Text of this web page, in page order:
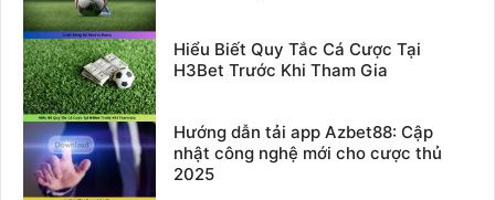
Hiểu Biết Quy Tắc Cá Cược Tại
H3Bet Trước Khi Tham Gia
Hướng dẫn tải app Azbet88: Cập
nhật công nghệ mới cho cược thủ
2025